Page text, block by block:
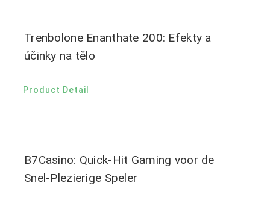
Trenbolone Enanthate 200: Efekty a
účinky na tělo
Product Detail
B7Casino: Quick‑Hit Gaming voor de
Snel‑Plezierige Speler